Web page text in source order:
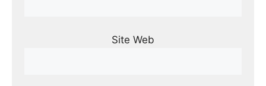
Site Web